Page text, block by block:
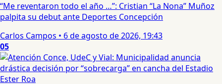
“Me reventaron todo el año …”: Cristian “La Nona” Muñoz
palpita su debut ante Deportes Concepción
Carlos Campos • 6 de agosto de 2026, 19:43
05